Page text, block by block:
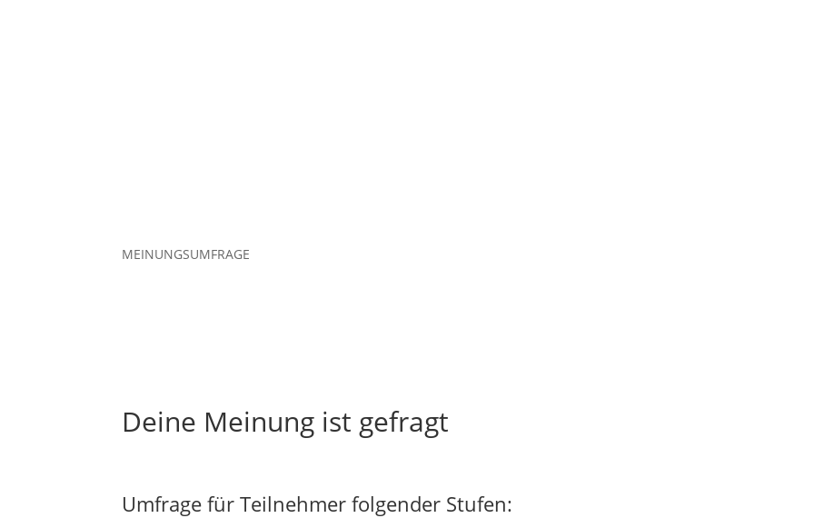
MEINUNGSUMFRAGE
Deine Meinung ist gefragt
Umfrage für Teilnehmer folgender Stufen: